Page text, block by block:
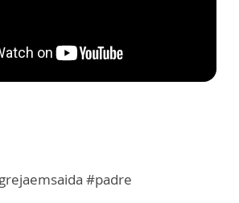
#padre